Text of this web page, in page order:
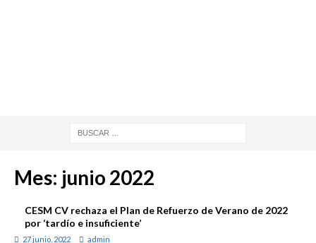
Mes: junio 2022
CESM CV rechaza el Plan de Refuerzo de Verano de 2022
por ‘tardío e insuficiente’
27 junio, 2022 admin